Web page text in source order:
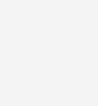
(bei einer
zu folgenden